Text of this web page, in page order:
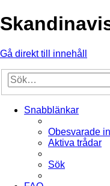
Gå direkt till innehåll
Snabblänkar
Obesvarade
Aktiva trådar
Sök